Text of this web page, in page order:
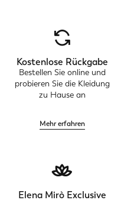
Kostenlose Rückgabe
Bestellen Sie online und
probieren Sie die Kleidung
zu Hause an
Mehr erfahren
Elena Mirò Exclusive